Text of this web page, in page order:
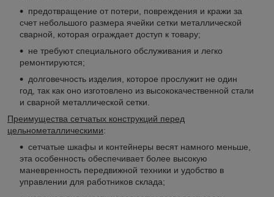
предотвращение от потери, повреждения и кражи за
счет небольшого размера ячейки сетки металлической
сварной, которая ограждает доступ к товару;
не требуют специального обслуживания и легко
ремонтируются;
долговечность изделия, которое прослужит не один
год, так как оно изготовлено из высококачественной стали
и сварной металлической сетки.
Преимущества сетчатых конструкций перед
цельнометаллическими:
сетчатые шкафы и контейнеры весят намного меньше,
эта особенность обеспечивает более высокую
маневренность передвижной техники и удобство в
управлении для работников склада;